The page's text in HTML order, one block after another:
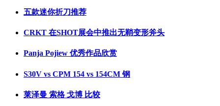
五款迷你折刀推荐
CRKT 在SHOT展会中推出无鞘变形斧头
Panja Pojiew 优秀作品欣赏
S30V vs CPM 154 vs 154CM 钢
莱泽曼 索格 戈博 比较